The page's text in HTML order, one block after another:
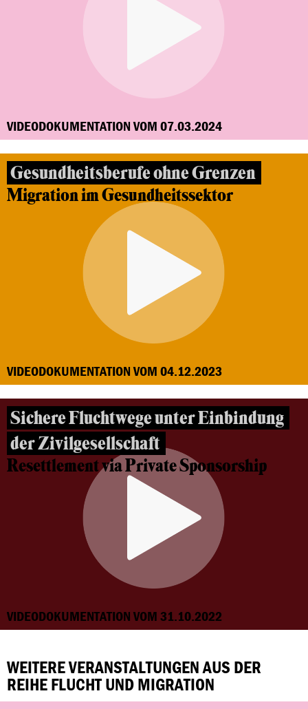
VIDEODOKUMENTATION VOM 07.03.2024
Gesundheitsberufe ohne Grenzen
Migration im Gesundheitssektor
VIDEODOKUMENTATION VOM 04.12.2023
Sichere Fluchtwege unter Einbindung
der Zivilgesellschaft
Resettlement via Private Sponsorship
VIDEODOKUMENTATION VOM 31.10.2022
WEITERE VERANSTALTUNGEN AUS DER
REIHE FLUCHT UND MIGRATION